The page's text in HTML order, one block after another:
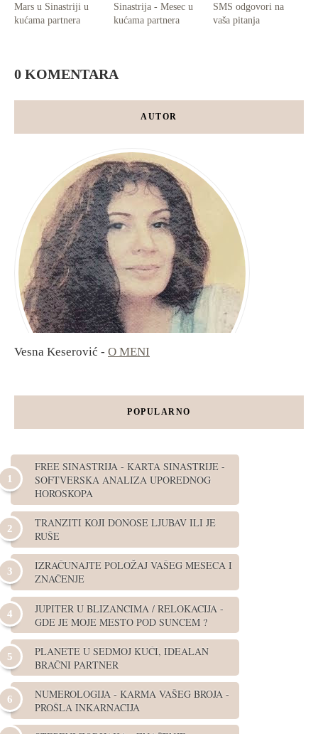
Mars u Sinastriji u
kućama partnera
Sinastrija - Mesec u
kućama partnera
SMS odgovori na
vaša pitanja
0 KOMENTARA
AUTOR
Vesna Keserović - O MENI
POPULARNO
FREE SINASTRIJA - KARTA SINASTRIJE -
SOFTVERSKA ANALIZA UPOREDNOG
HOROSKOPA
TRANZITI KOJI DONOSE LJUBAV ILI JE
RUŠE
IZRAČUNAJTE POLOŽAJ VAŠEG MESECA I
ZNAČENJE
JUPITER U BLIZANCIMA / RELOKACIJA -
GDE JE MOJE MESTO POD SUNCEM ?
PLANETE U SEDMOJ KUĆI, IDEALAN
BRAČNI PARTNER
NUMEROLOGIJA - KARMA VAŠEG BROJA -
PROŠLA INKARNACIJA